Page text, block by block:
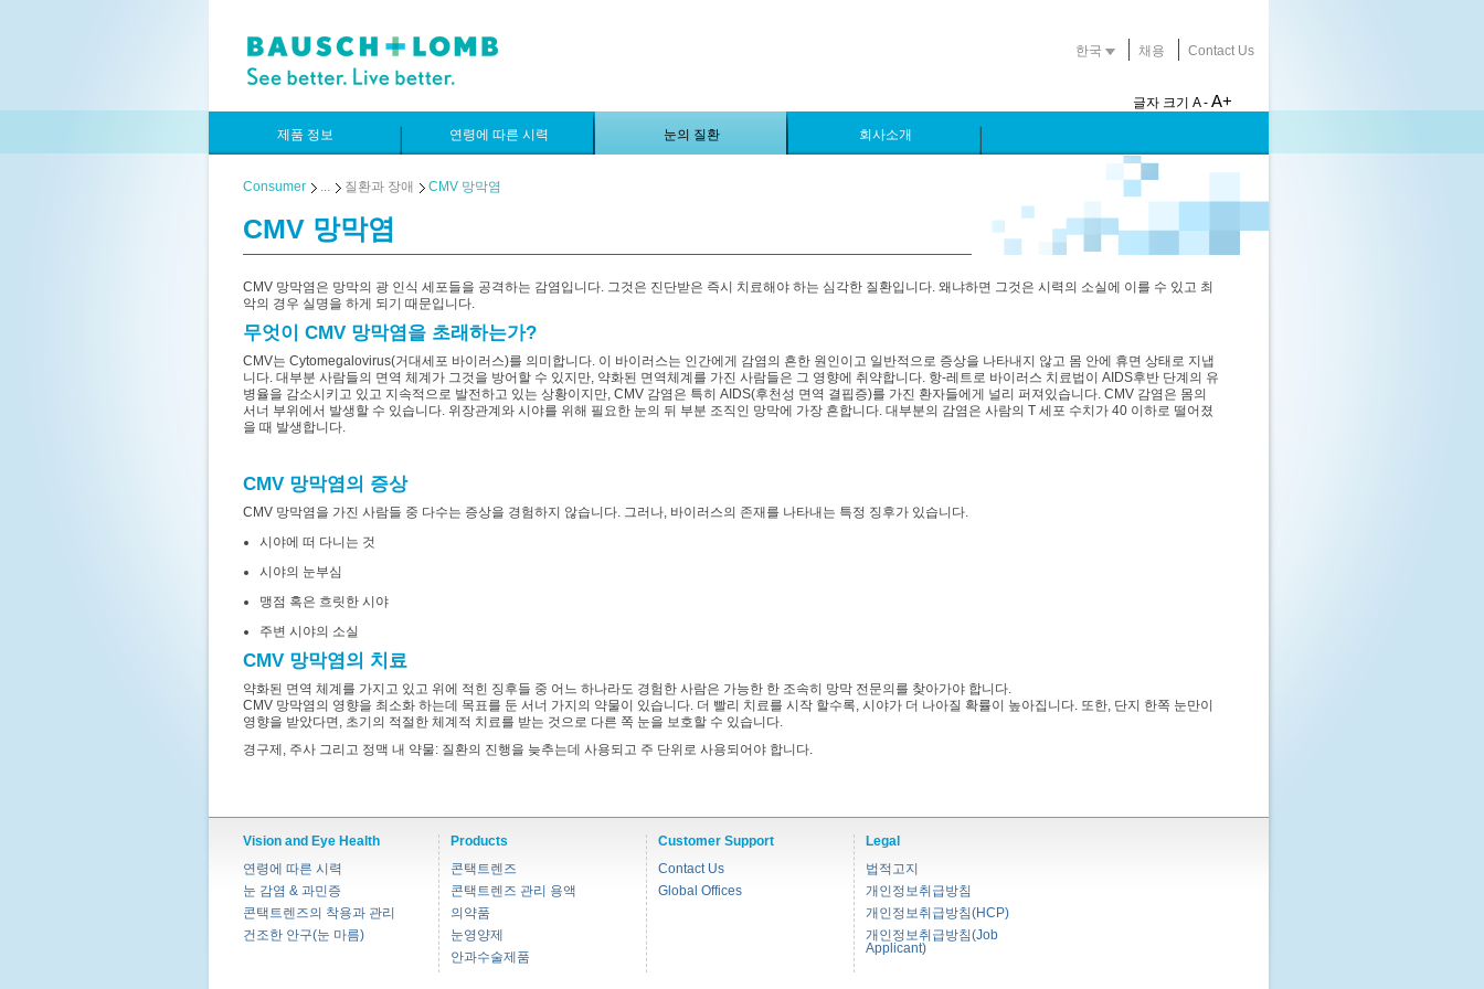
한국 채용 Contact Us
글자 크기 A - A+
제품 정보 연령에 따른 시력 눈의 질환 회사소개
Consumer ... 질환과 장애 CMV 망막염
CMV 망막염
CMV 망막염은 망막의 광 인식 세포들을 공격하는 감염입니다. 그것은 진단받은 즉시 치료해야 하는 심각한 질환입니다. 왜냐하면 그것은 시력의 소실에 이를 수 있고 최
악의 경우 실명을 하게 되기 때문입니다.
무엇이 CMV 망막염을 초래하는가?
CMV는 Cytomegalovirus(거대세포 바이러스)를 의미합니다. 이 바이러스는 인간에게 감염의 흔한 원인이고 일반적으로 증상을 나타내지 않고 몸 안에 휴면 상태로 지냅
니다. 대부분 사람들의 면역 체계가 그것을 방어할 수 있지만, 약화된 면역체계를 가진 사람들은 그 영향에 취약합니다. 항-레트로 바이러스 치료법이 AIDS후반 단계의 유
병율을 감소시키고 있고 지속적으로 발전하고 있는 상황이지만, CMV 감염은 특히 AIDS(후천성 면역 결핍증)를 가진 환자들에게 널리 퍼져있습니다. CMV 감염은 몸의
서너 부위에서 발생할 수 있습니다. 위장관계와 시야를 위해 필요한 눈의 뒤 부분 조직인 망막에 가장 흔합니다. 대부분의 감염은 사람의 T 세포 수치가 40 이하로 떨어졌
을 때 발생합니다.
CMV 망막염의 증상
CMV 망막염을 가진 사람들 중 다수는 증상을 경험하지 않습니다. 그러나, 바이러스의 존재를 나타내는 특정 징후가 있습니다.
시야에 떠 다니는 것
시야의 눈부심
맹점 혹은 흐릿한 시야
주변 시야의 소실
CMV 망막염의 치료
약화된 면역 체계를 가지고 있고 위에 적힌 징후들 중 어느 하나라도 경험한 사람은 가능한 한 조속히 망막 전문의를 찾아가야 합니다.
CMV 망막염의 영향을 최소화 하는데 목표를 둔 서너 가지의 약물이 있습니다. 더 빨리 치료를 시작 할수록, 시야가 더 나아질 확률이 높아집니다. 또한, 단지 한쪽 눈만이
영향을 받았다면, 초기의 적절한 체계적 치료를 받는 것으로 다른 쪽 눈을 보호할 수 있습니다.
경구제, 주사 그리고 정맥 내 약물: 질환의 진행을 늦추는데 사용되고 주 단위로 사용되어야 합니다.
Vision and Eye Health
연령에 따른 시력
눈 감염 & 과민증
콘택트렌즈의 착용과 관리
건조한 안구(눈 마름)
Products
콘택트렌즈
콘택트렌즈 관리 용액
의약품
눈영양제
안과수술제품
Customer Support
Contact Us
Global Offices
Legal
법적고지
개인정보취급방침
개인정보취급방침(HCP)
개인정보취급방침(Job
Applicant)